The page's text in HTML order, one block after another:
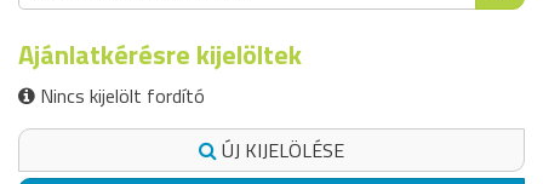
Ajánlatkérésre kijelöltek
Nincs kijelölt fordító
ÚJ KIJELÖLÉSE